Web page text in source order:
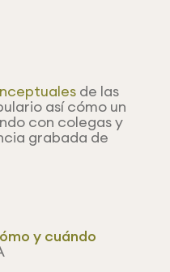
de las
así cómo un
con colegas y
grabada de
y cuándo